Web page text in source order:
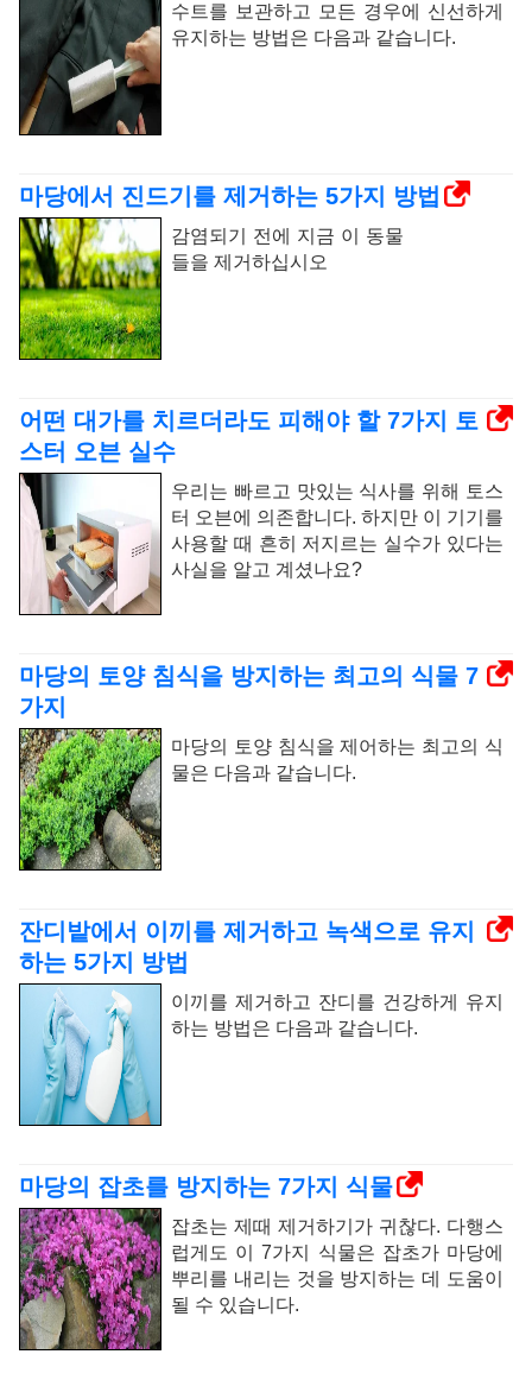
수트를 보관하고 모든 경우에 신선하게
유지하는 방법은 다음과 같습니다.
마당에서 진드기를 제거하는 5가지 방법
감염되기 전에 지금 이 동물
들을 제거하십시오
어떤 대가를 치르더라도 피해야 할 7가지 토
스터 오븐 실수
우리는 빠르고 맛있는 식사를 위해 토스
터 오븐에 의존합니다. 하지만 이 기기를
사용할 때 흔히 저지르는 실수가 있다는
사실을 알고 계셨나요?
마당의 토양 침식을 방지하는 최고의 식물 7
가지
마당의 토양 침식을 제어하는 ​​최고의 식
물은 다음과 같습니다.
잔디밭에서 이끼를 제거하고 녹색으로 유지
하는 5가지 방법
이끼를 제거하고 잔디를 건강하게 유지
하는 방법은 다음과 같습니다.
마당의 잡초를 방지하는 7가지 식물
잡초는 제때 제거하기가 귀찮다. 다행스
럽게도 이 7가지 식물은 잡초가 마당에
뿌리를 내리는 것을 방지하는 데 도움이
될 수 있습니다.